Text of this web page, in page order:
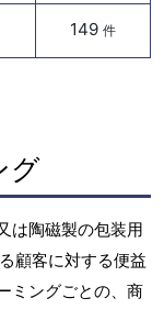
149 件
グ
は陶磁製の包装用
顧客に対する便益
ミングごとの、商